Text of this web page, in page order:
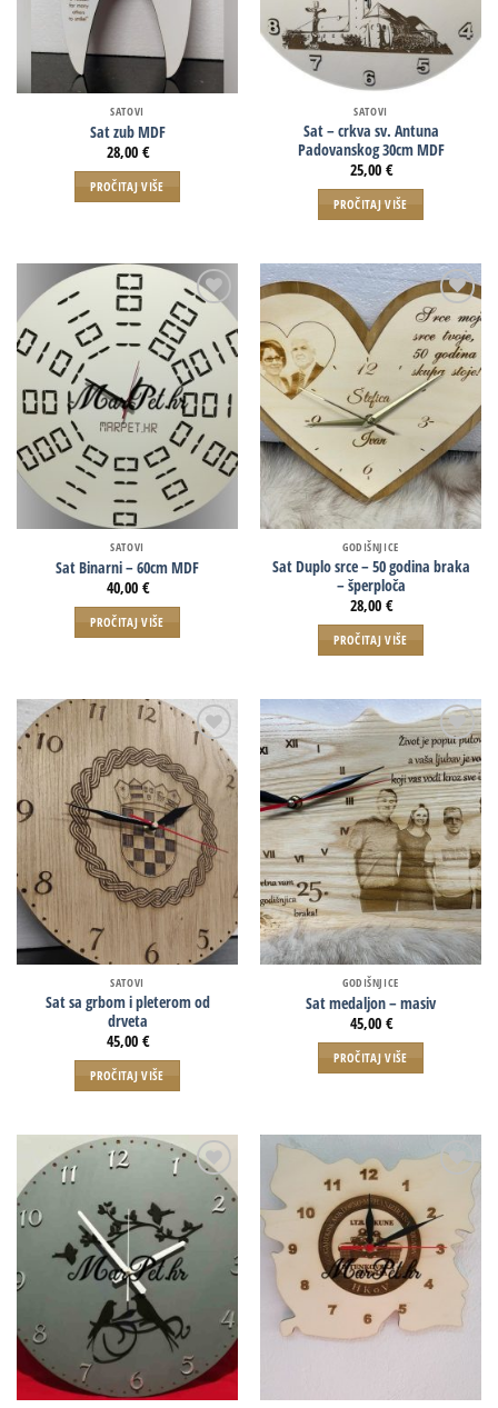
SATOVI
Sat zub MDF
28,00 €
PROČITAJ VIŠE
SATOVI
Sat – crkva sv. Antuna
Padovanskog 30cm MDF
25,00 €
PROČITAJ VIŠE
SATOVI
Sat Binarni – 60cm MDF
40,00 €
PROČITAJ VIŠE
GODIŠNJICE
Sat Duplo srce – 50 godina braka
– šperploča
28,00 €
PROČITAJ VIŠE
SATOVI
Sat sa grbom i pleterom od
drveta
45,00 €
PROČITAJ VIŠE
GODIŠNJICE
Sat medaljon – masiv
45,00 €
PROČITAJ VIŠE